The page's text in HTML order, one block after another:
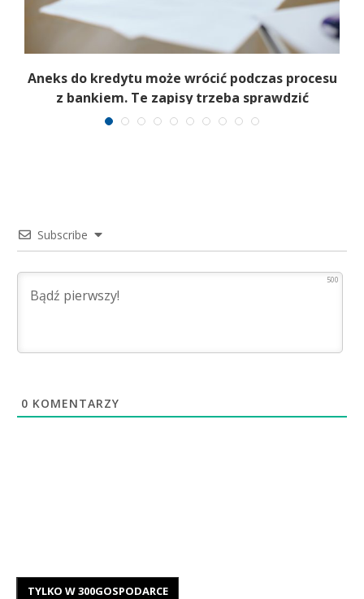
Aneks do kredytu może wrócić podczas procesu
z bankiem. Te zapisy trzeba sprawdzić
Subscribe
500
0 KOMENTARZY
TYLKO W 300GOSPODARCE